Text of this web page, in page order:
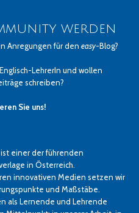
werden
Anregungen für deneasy-Blog?
LehrerIn und wollen
schreiben?
Sie uns!
ist einer der führenden
in Österreich.
innovativen Medien setzen wir
und Maßstäbe.
als Lernende und Lehrende